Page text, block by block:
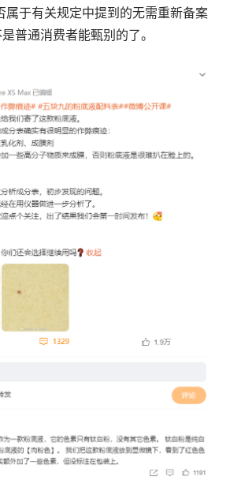
属于有关规定中提到的无需重新备案
普通消费者能甄别的了。